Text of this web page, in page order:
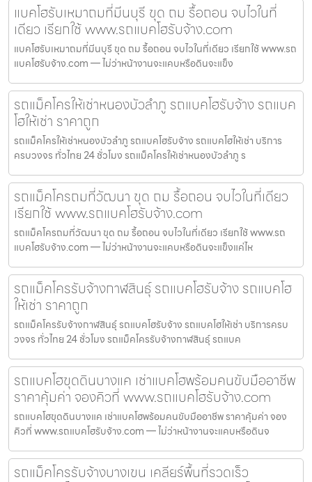
แบคโฮรับเหมาถมที่มีนบุรี ขุด ถม รื้อถอน จบไวในที่
เดียว เรียกใช้ www.รถแบคโฮรับจ้าง.com
แบคโฮรับเหมาถมที่มีนบุรี ขุด ถม รื้อถอน จบไวในที่เดียว เรียกใช้ www.รถ
แบคโฮรับจ้าง.com — ไม่ว่าหน้างานจะแคบหรือดินจะแข็ง
รถแม็คโครให้เช่าหนองบัวลำภู รถแบคโฮรับจ้าง รถแบค
โฮให้เช่า ราคาถูก
รถแม็คโครให้เช่าหนองบัวลำภู รถแบคโฮรับจ้าง รถแบคโฮให้เช่า บริการ
ครบวงจร ทั่วไทย 24 ชั่วโมง รถแม็คโครให้เช่าหนองบัวลำภู ร
รถแม็คโครถมที่วัฒนา ขุด ถม รื้อถอน จบไวในที่เดียว
เรียกใช้ www.รถแบคโฮรับจ้าง.com
รถแม็คโครถมที่วัฒนา ขุด ถม รื้อถอน จบไวในที่เดียว เรียกใช้ www.รถ
แบคโฮรับจ้าง.com — ไม่ว่าหน้างานจะแคบหรือดินจะแข็งแค่ไห
รถแม็คโครรับจ้างกาฬสินธุ์ รถแบคโฮรับจ้าง รถแบคโฮ
ให้เช่า ราคาถูก
รถแม็คโครรับจ้างกาฬสินธุ์ รถแบคโฮรับจ้าง รถแบคโฮให้เช่า บริการครบ
วงจร ทั่วไทย 24 ชั่วโมง รถแม็คโครรับจ้างกาฬสินธุ์ รถแบค
รถแบคโฮขุดดินบางแค เช่าแบคโฮพร้อมคนขับมืออาชีพ
ราคาคุ้มค่า จองคิวที่ www.รถแบคโฮรับจ้าง.com
รถแบคโฮขุดดินบางแค เช่าแบคโฮพร้อมคนขับมืออาชีพ ราคาคุ้มค่า จอง
คิวที่ www.รถแบคโฮรับจ้าง.com — ไม่ว่าหน้างานจะแคบหรือดินจ
รถแม็คโครรับจ้างบางเขน เคลียร์พื้นที่รวดเร็ว